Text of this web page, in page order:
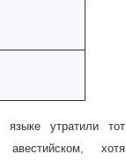
утратили тот
хотя